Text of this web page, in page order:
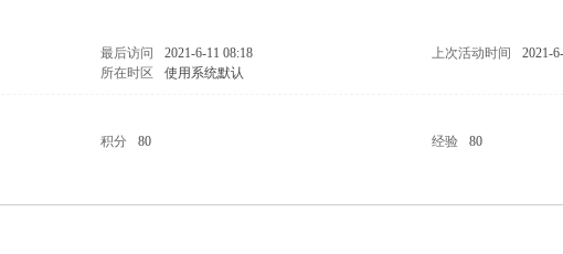
最后访问 2021-6-11 08:18 上次活动时间
2021-
所在时区 使用系统默认
积分 80 经验
80